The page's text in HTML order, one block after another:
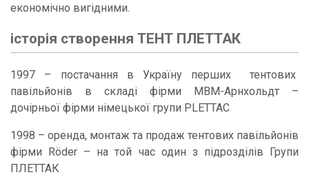
економічно вигідними.
історія створення ТЕНТ ПЛЕТТАК
1997 – постачання в Україну перших тентових
павільйонів в складі фірми МВМ-Арнхольдт –
дочірньої фірми німецької групи PLETTAC
1998 – оренда, монтаж та продаж тентових павільйонів
фірми Röder – на той час один з підрозділів Групи
ПЛЕТТАК